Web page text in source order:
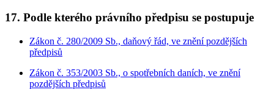
17. Podle kterého právního předpisu se postupuje
Zákon č. 280/2009 Sb., daňový řád, ve znění pozdějších
předpisů
Zákon č. 353/2003 Sb., o spotřebních daních, ve znění
pozdějších předpisů